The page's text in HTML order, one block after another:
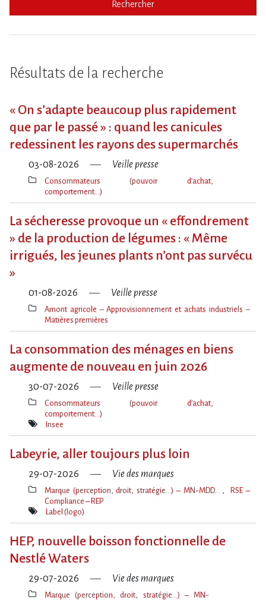
Rechercher
Résultats de la recherche
« On s​‌’adapte beaucoup plus rapidement
que par le passé » : quand les canicules
redessinent les rayons des supermarchés
03-08-2026 Veille presse
Thèmes(s)
Consommateurs (pouvoir d’achat,
comportement…)
La sécheresse provoque un « effondrement
» de la production de légumes : « Même
irrigués, les jeunes plants n’ont pas survécu
»
01-08-2026 Veille presse
Thèmes(s)
Amont agricole – Approvisionnement et achats industriels –
Matières premières
La consommation des ménages en biens
augmente de nouveau en juin 2026
30-07-2026 Veille presse
Thèmes(s)
Consommateurs (pouvoir d’achat,
comportement…)
Mot(s)-
Insee
Labeyrie, aller toujours plus loin
29-07-2026 Vie des marques
Thèmes(s)
Marque (perception, droit, stratégie…) – MN-MDD…
RSE –
Compliance – REP
Mot(s)-
Label (logo)
HEP, nouvelle boisson fonctionnelle de
Nestlé Waters
29-07-2026 Vie des marques
Marque (perception, droit, stratégie…) – MN-